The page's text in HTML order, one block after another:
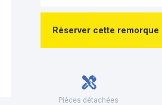
Réserver cette remorque
Pièces détachées